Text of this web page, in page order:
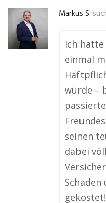
Markus S.
Ich
einmal
würde –
seinen
dabei
Schaden